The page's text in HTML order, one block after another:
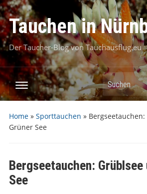
Tauchen in
Der Taucher-Blog von Tauchausflug.eu
Suchen
Home» Sporttauchen »
Grüner See
Bergseetauchen: Grüblsee
See